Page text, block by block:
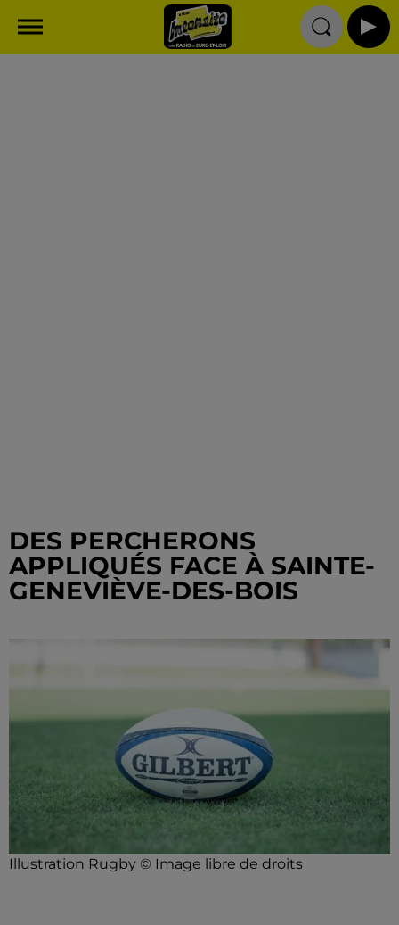
DES PERCHERONS
APPLIQUÉS FACE À SAINTE-
GENEVIÈVE-DES-BOIS
Illustration Rugby © Image libre de droits